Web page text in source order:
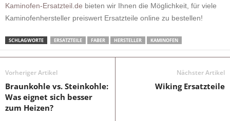
Kaminofen-Ersatzteil.de bieten wir Ihnen die Möglichkeit, für viele
Kaminofenhersteller preiswert Ersatzteile online zu bestellen!
SCHLAGWORTE ERSATZTEILE FABER HERSTELLER KAMINOFEN
Vorheriger Artikel
Braunkohle vs. Steinkohle:
Was eignet sich besser
zum Heizen?
Nächster Artikel
Wiking Ersatzteile